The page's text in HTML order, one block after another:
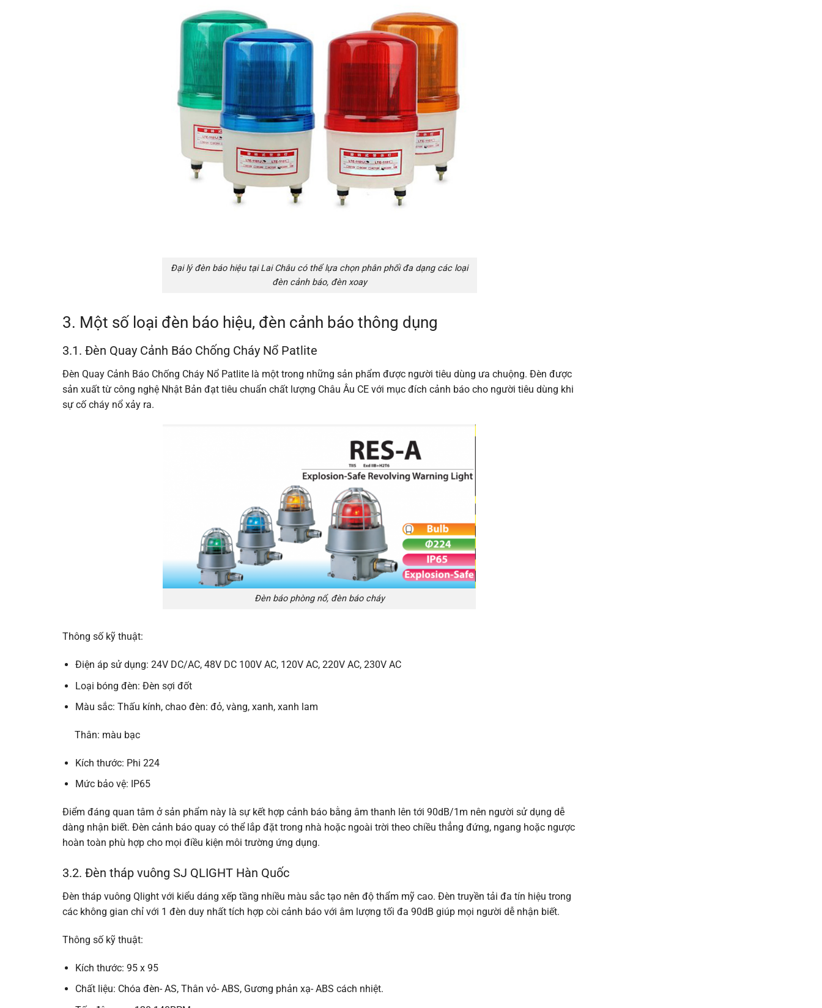
Đại lý đèn báo hiệu tại Lai Châu có thể lựa chọn phân phối đa dạng các loại
đèn cảnh báo, đèn xoay
3. Một số loại đèn báo hiệu, đèn cảnh báo thông dụng
3.1. Đèn Quay Cảnh Báo Chống Cháy Nổ Patlite
Đèn Quay Cảnh Báo Chống Cháy Nổ Patlite là một trong những sản phẩm được người tiêu dùng ưa chuộng. Đèn được
sản xuất từ công nghệ Nhật Bản đạt tiêu chuẩn chất lượng Châu Âu CE với mục đích cảnh báo cho người tiêu dùng khi
sự cố cháy nổ xảy ra.
Đèn báo phòng nổ, đèn báo cháy
Thông số kỹ thuật:
Điện áp sử dụng: 24V DC/AC, 48V DC 100V AC, 120V AC, 220V AC, 230V AC
Loại bóng đèn: Đèn sợi đốt
Màu sắc: Thấu kính, chao đèn: đỏ, vàng, xanh, xanh lam
Thân: màu bạc
Kích thước: Phi 224
Mức bảo vệ: IP65
Điểm đáng quan tâm ở sản phẩm này là sự kết hợp cảnh báo bằng âm thanh lên tới 90dB/1m nên người sử dụng dễ
dàng nhận biết. Đèn cảnh báo quay có thể lắp đặt trong nhà hoặc ngoài trời theo chiều thẳng đứng, ngang hoặc ngược
hoàn toàn phù hợp cho mọi điều kiện môi trường ứng dụng.
3.2. Đèn tháp vuông SJ QLIGHT Hàn Quốc
Đèn tháp vuông Qlight với kiểu dáng xếp tầng nhiều màu sắc tạo nên độ thẩm mỹ cao. Đèn truyền tải đa tín hiệu trong
các không gian chỉ với 1 đèn duy nhất tích hợp còi cảnh báo với âm lượng tối đa 90dB giúp mọi người dễ nhận biết.
Thông số kỹ thuật:
Kích thước: 95 x 95
Chất liệu: Chóa đèn- AS, Thân vỏ- ABS, Gương phản xạ- ABS cách nhiệt.